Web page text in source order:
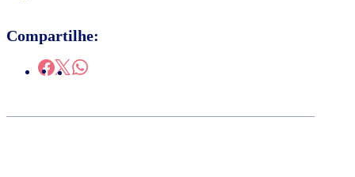
Compartilhe: